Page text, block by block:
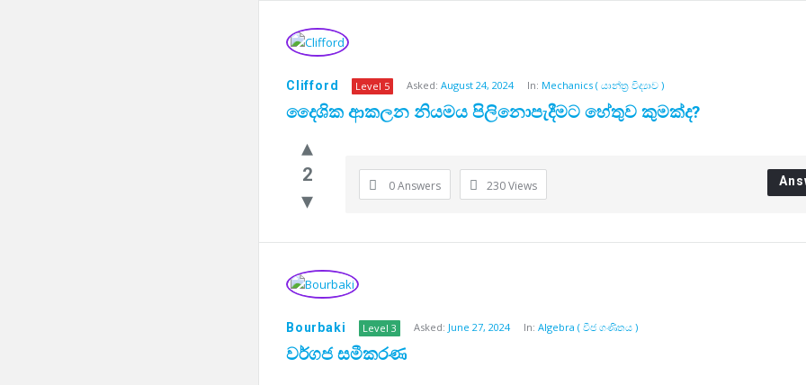
Clifford Level 5 Asked: August 24, 2024 In: Mechanics ( යාන්ත්‍ර විද්‍යාව )
දෛශික ආකලන නියමය පිලිනොපැදීමට හේතුව කුමක්ද?
2
0 Answers 230Views
Bourbaki Level 3 Asked: June 27, 2024 In:Algebra ( වීජ ගණිතය )
වර්ගජ සමීකරණ